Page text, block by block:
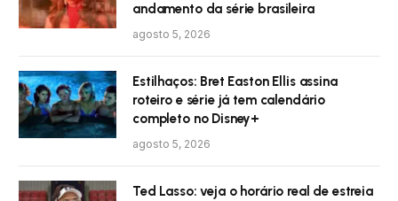
andamento da série brasileira
agosto 5, 2026
Estilhaços: Bret Easton Ellis assina
roteiro e série já tem calendário
completo no Disney+
agosto 5, 2026
Ted Lasso: veja o horário real de estreia